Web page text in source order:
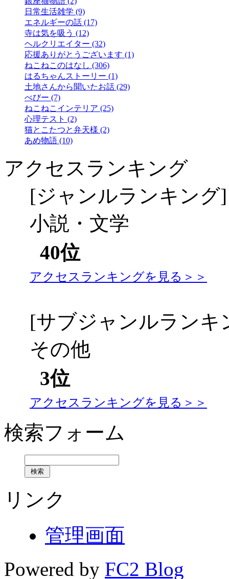
日常生活雑学 (9)
エネルギーの話 (17)
寺は気を吸う (12)
ヘルクリエイター (32)
応援ありがとうございます (1)
ねこねこのはなし (306)
はるちゃんストーリー (1)
土地さんから聞いたお話 (29)
べびー (7)
ねこねこインテリア (25)
心理テスト (2)
猫とこたつと弁天様 (2)
あめ物語 (10)
アクセスランキング
[ジャンルランキング]
小説・文学
40位
アクセスランキングを見る＞＞
[サブジャンルランキ
その他
3位
アクセスランキングを見る＞＞
検索フォーム
リンク
管理画面
Powered by FC2 Blog